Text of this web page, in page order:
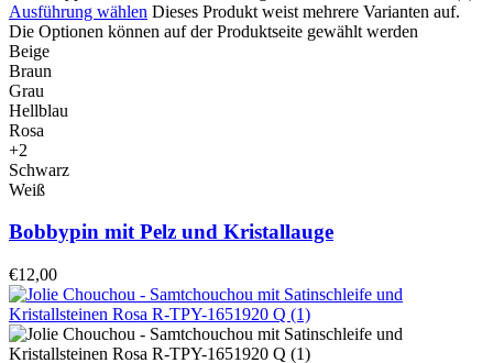
Ausführung wählen Dieses Produkt weist mehrere Varianten auf.
Die Optionen können auf der Produktseite gewählt werden
Beige
Braun
Grau
Hellblau
Rosa
+2
Schwarz
Weiß
Bobbypin mit Pelz und Kristallauge
€12,00